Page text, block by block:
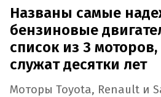
Названы самые
бензиновые
список из 3
служат десятки лет
Моторы Toyota, Renault и